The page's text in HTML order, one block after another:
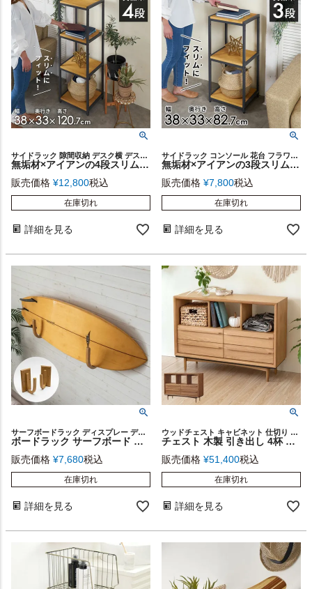
サイドラック 隙間収納 デスク横 デスクサイド 飾り台
無垢材×アイアンの4段スリムラック Hus 幅38cm [84108]
販売価格 ¥12,800税込
在庫切れ
詳細を見る
サイドラック コンソール 花台 フラワースタンド 飾り台
無垢材×アイアンの3段スリムラック Hus 幅38cm [84107]
販売価格 ¥7,800税込
在庫切れ
詳細を見る
サーフボードラック ディスプレー ディスプレイ 壁面収納 収納
ボードラック サーフボード 壁掛収納 壁掛け収納 壁掛け W 15 cm D 18 cm H 30 cm 天然木 木 ウッド ショートボード [91549]【 サーフィン ボードフック シンプル ディスプレーラック ディスプレイラック フック ラック ハンガーラック インテリア 雑貨 収納家具 西海岸 】
販売価格 ¥7,680税込
在庫切れ
詳細を見る
ウッドチェスト キャビネット 仕切り 家具 たんす ディスプレイ
チェスト 木製 引き出し 4杯 オープンタイプ W 100 × D 34 × H 72 cm ナチュラル ブラウン [91523]【 ロータイプ オープンラック 収納家具 天然木 オーク 間仕切り サイドボード シェルフ 背板なし おしゃれ シンプル ナチュラル 北欧 脚付き リビング 寝室】
販売価格 ¥51,400税込
在庫切れ
詳細を見る